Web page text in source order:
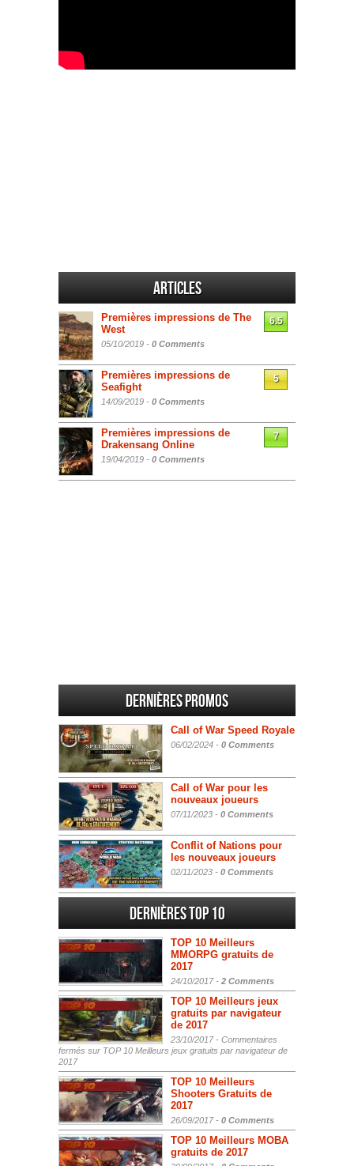
Articles
Premières impressions de The
West
05/10/2019 - 0 Comments
6.5
Premières impressions de
Seafight
14/09/2019 - 0 Comments
5
Premières impressions de
Drakensang Online
19/04/2019 - 0 Comments
7
Dernières promos
Call of War Speed Royale
06/02/2024 - 0 Comments
Call of War pour les
nouveaux joueurs
07/11/2023 - 0 Comments
Conflit of Nations pour
les nouveaux joueurs
02/11/2023 - 0 Comments
Dernières Top 10
TOP 10 Meilleurs
MMORPG gratuits de
2017
24/10/2017 - 2 Comments
TOP 10 Meilleurs jeux
gratuits par navigateur
de 2017
23/10/2017 - Commentaires
fermés sur TOP 10 Meilleurs jeux gratuits par navigateur de
2017
TOP 10 Meilleurs
Shooters Gratuits de
2017
26/09/2017 - 0 Comments
TOP 10 Meilleurs MOBA
gratuits de 2017